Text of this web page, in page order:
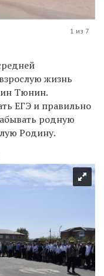
1 из 7
жизнь
Тюнин.
ЕГЭ и правильно
родную
Родину.